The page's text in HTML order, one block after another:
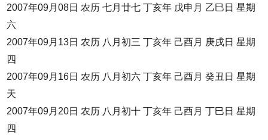
2007年09月08日 农历 七月廿七 丁亥年 戊申月 乙巳日 星期
六
2007年09月13日 农历 八月初三 丁亥年 己酉月 庚戌日 星期
四
2007年09月16日 农历 八月初六 丁亥年 己酉月 癸丑日 星期
天
2007年09月20日 农历 八月初十 丁亥年 己酉月 丁巳日 星期
四